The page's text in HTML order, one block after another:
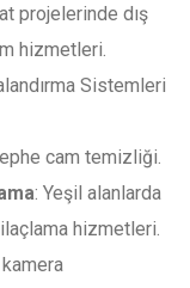
projelerinde dış
hizmetleri.
Sistemleri
cam temizliği.
: Yeşil alanlarda
hizmetleri.